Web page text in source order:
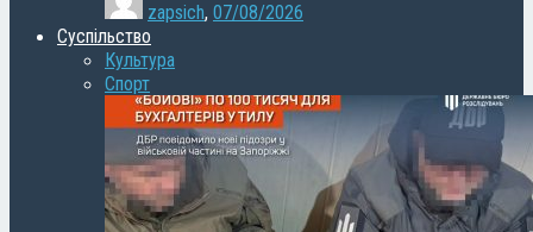
zapsich, 07/08/2026
Суспільство
Культура
Спорт